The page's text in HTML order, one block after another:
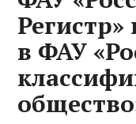
в ФАУ